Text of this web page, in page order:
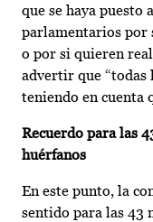
que se haya puesto
parlamentarios por
o por si quieren
advertir que “todas
teniendo en cuenta
Recuerdo para las
huérfanos
En este punto, la
sentido para las 43